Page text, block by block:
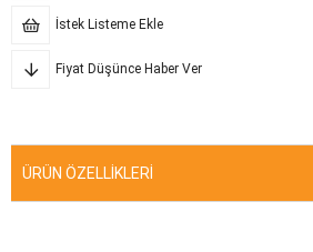
İstek Listeme Ekle
Fiyat Düşünce Haber Ver
ÜRÜN ÖZELLIKLERI